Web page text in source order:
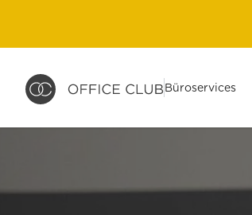
Büroservices